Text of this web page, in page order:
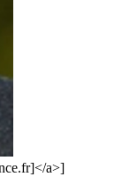
a>]